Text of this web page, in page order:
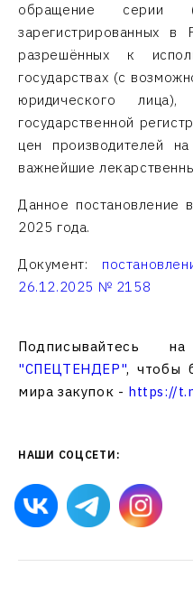
обращение серии
зарегистрированных в
разрешённых к
государствах (с
юридического
государственной
цен производителей
важнейшие
Данное постановление
2025 года.
Документ:
26.12.2025 № 2158
Подписывайтесь
"СПЕЦТЕНДЕР", чтобы
мира закупок - https://
НАШИ СОЦСЕТИ: